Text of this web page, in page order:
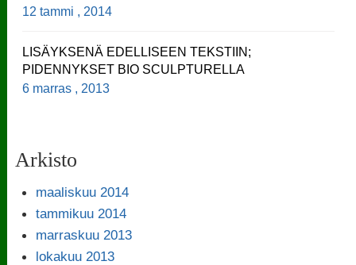
12 tammi , 2014
LISÄYKSENÄ EDELLISEEN TEKSTIIN;
PIDENNYKSET BIO SCULPTURELLA
6 marras , 2013
Arkisto
maaliskuu 2014
tammikuu 2014
marraskuu 2013
lokakuu 2013